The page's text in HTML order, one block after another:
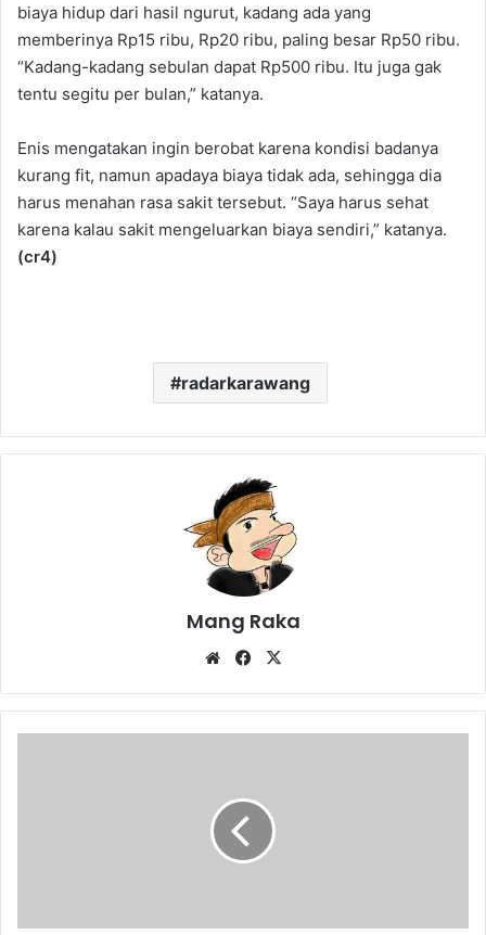
biaya hidup dari hasil ngurut, kadang ada yang
memberinya Rp15 ribu, Rp20 ribu, paling besar Rp50 ribu.
“Kadang-kadang sebulan dapat Rp500 ribu. Itu juga gak
tentu segitu per bulan,” katanya.
Enis mengatakan ingin berobat karena kondisi badanya
kurang fit, namun apadaya biaya tidak ada, sehingga dia
harus menahan rasa sakit tersebut. “Saya harus sehat
karena kalau sakit mengeluarkan biaya sendiri,” katanya.
(cr4)
radarkarawang
Mang Raka
WebsiteFacebook